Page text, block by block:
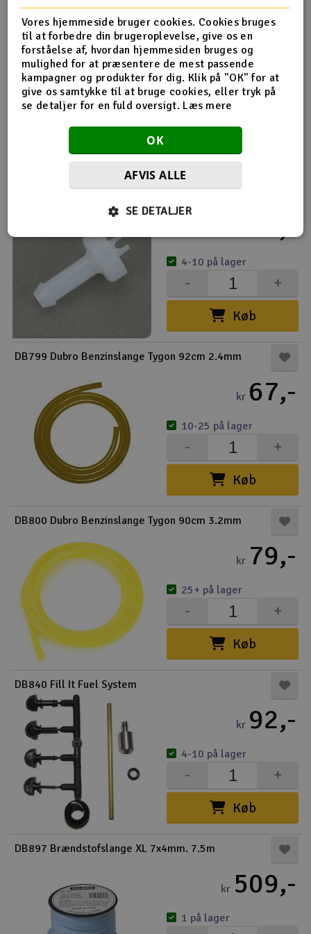
-28%
DB610 stor skala KwikFill brændstofventil Glo-Fuel
kr152,-
Før 212,-
Køb
1 på lager
DB612 udskiftningsbrændstofsonde til 610 og 611
39,-
Køb
+
-
4-10 på lager
DB799 Dubro Benzinslange Tygon 92cm 2.4mm
kr 67,-
Køb
+
-
10-25 på lager
DB800 Dubro Benzinslange Tygon 90cm 3.2mm
kr 79,-
Køb
+
-
25+ på lager
DB840 Fill It Fuel System
kr 92,-
Køb
+
-
4-10 på lager
DB897 Brændstofslange XL 7x4mm. 7.5m
kr 509,-
1 på lager
Vores hjemmeside bruger cookies. Cookies bruges
til at forbedre din brugeroplevelse, give os en
forståelse af, hvordan hjemmesiden bruges og
mulighed for at præsentere de mest passende
kampagner og produkter for dig. Klik på "OK" for at
give os samtykke til at bruge cookies, eller tryk på
se detaljer for en fuld oversigt. Læs mere
OK
AFVIS ALLE
SE DETALJER